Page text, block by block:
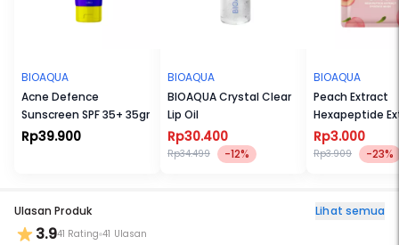
BIOAQUA
Acne Defence
Sunscreen SPF 35+ 35gr
Rp39.900
BIOAQUA
BIOAQUA Crystal Clear
Lip Oil
Rp30.400
Rp34.499 -12%
BIOAQUA
Peach Extract
Hexapeptide
Facial Mask
Rp3.000
Rp3.909 -23%
Ulasan Produk Lihat semua
3.941 Rating 41 Ulasan